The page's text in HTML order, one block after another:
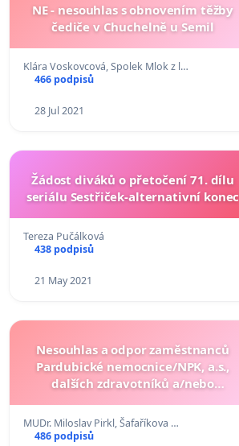
NE - nesouhlas s obnovením těžby
čediče v Chuchelně u Semil
Klára Voskovcová, Spolek Mlok z l…
466 podpisů
28 Jul 2021
Žádost diváků o přetočení 71. dílu
seriálu Sestřiček-alternativní konec
Tereza Pučálková
438 podpisů
21 May 2021
Nesouhlas a odpor zaměstnanců
Pardubické nemocnice/NPK, a.s.,
dalších zdravotníků a/nebo
zdravotnických zařízení proti
povinné vakcinaci proti SARS CoV2
MUDr. Miloslav Pirkl, Šafaříkova …
486 podpisů